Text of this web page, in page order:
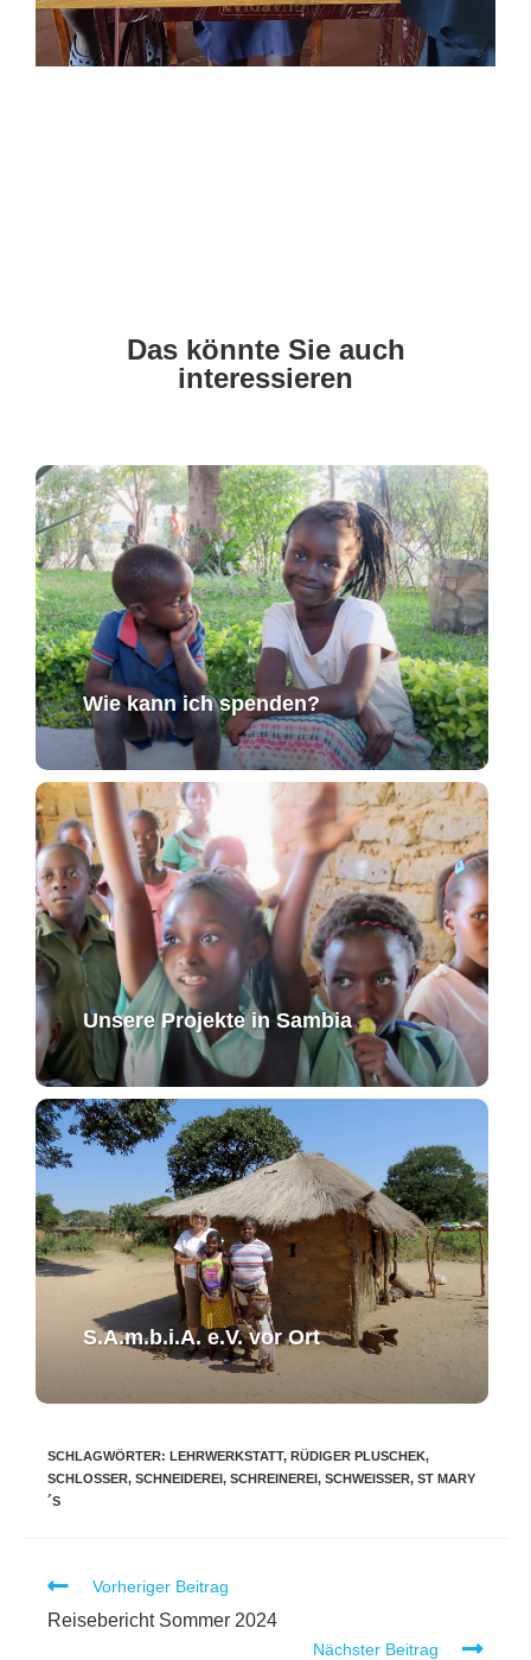
Das könnte Sie auch
interessieren
Wie kann ich spenden?
Unsere Projekte in Sambia
S.A.m.b.i.A. e.V. ​vor Ort​​
SCHLAGWÖRTER: LEHRWERKSTATT, RÜDIGER PLUSCHEK,
SCHLOSSER, SCHNEIDEREI, SCHREINEREI, SCHWEISSER , ST MARY
´S
Vorheriger Beitrag
Reisebericht Sommer 2024
Nächster Beitrag